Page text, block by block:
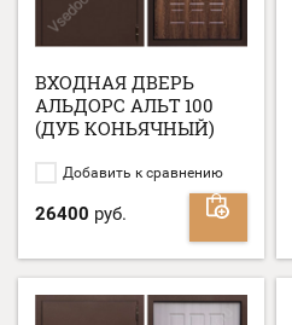
ВХОДНАЯ ДВЕРЬ
АЛЬДОРС АЛЬТ 100
(ДУБ КОНЬЯЧНЫЙ)
Добавить к сравнению
26400 руб.